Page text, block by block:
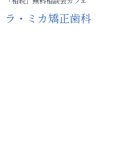
ラ・ミカ矯正歯科